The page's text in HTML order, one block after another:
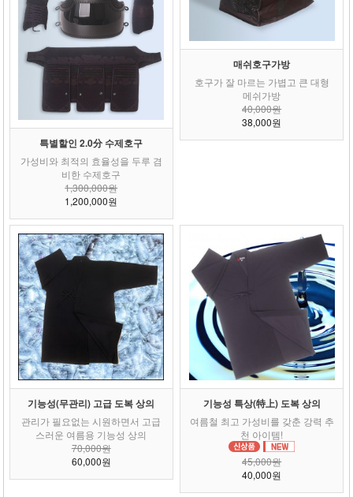
특별할인 2.0分 수제호구
가성비와 최적의 효율성을 두루 겸
비한 수제호구
1,300,000원
1,200,000원
매쉬호구가방
호구가 잘 마르는 가볍고 큰 대형
메쉬가방
40,000원
38,000원
기능성(무관리) 고급 도복 상의
관리가 필요없는 시원하면서 고급
스러운 여름용 기능성 상의
70,000원
60,000원
기능성 특상(特上) 도복 상의
여름철 최고 가성비를 갖춘 강력 추
천 아이템!
45,000원
40,000원